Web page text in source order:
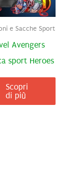
e Sacche Sport
Avengers
sport Heroes
Scopri
di più